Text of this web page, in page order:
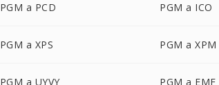
PGM a PCD PGM a ICO
PGM a XPS PGM a XPM
PGM a UYVY PGM a EMF